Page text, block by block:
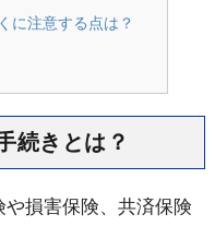
に注意する点は？
続きとは？
や損害保険、共済保険